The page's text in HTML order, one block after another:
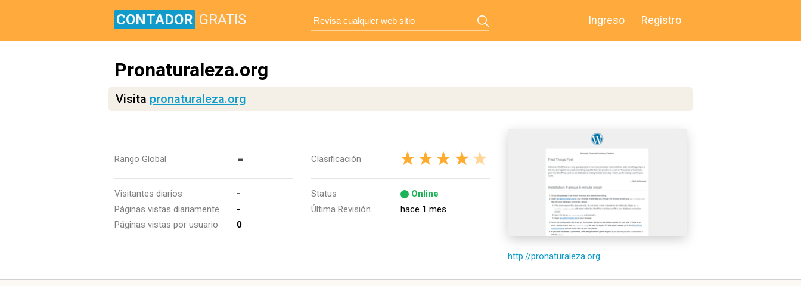
CONTADOR GRATIS Ingreso Registro
Pronaturaleza.org
Visita pronaturaleza.org
Rango Global -
Visitantes diarios
-
Páginas vistas diariamente
-
Páginas vistas por usuario
0
Clasificación
Status
Online
Última Revisión
hace 1 mes
http://pronaturaleza.org